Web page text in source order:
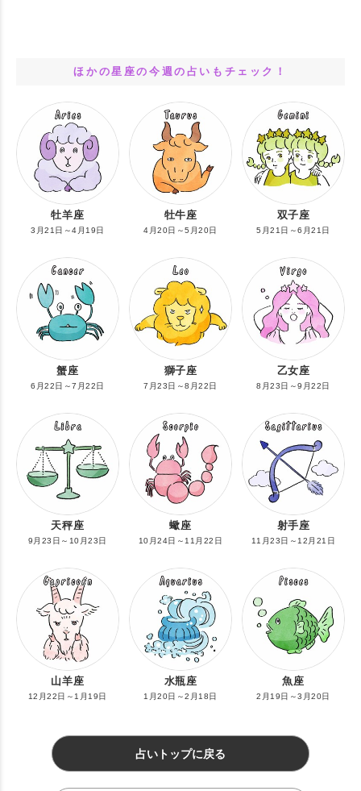
ほかの星座の今週の占いもチェック！
牡羊座
3月21日～4月19日
牡牛座
4月20日～5月20日
双子座
5月21日～6月21日
蟹座
6月22日～7月22日
獅子座
7月23日～8月22日
乙女座
8月23日～9月22日
天秤座
9月23日～10月23日
蠍座
10月24日～11月22日
射手座
11月23日～12月21日
山羊座
12月22日～1月19日
水瓶座
1月20日～2月18日
魚座
2月19日～3月20日
占いトップに戻る